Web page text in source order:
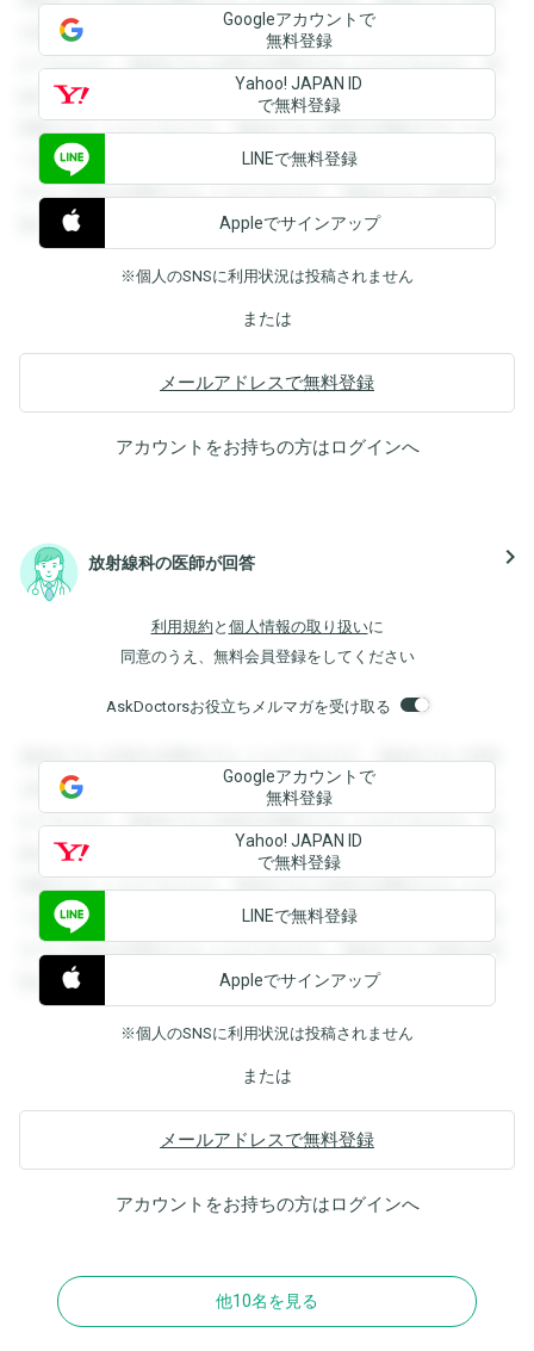
を閲覧することができます。登録すると回答を閲覧すること
ができます。登録すると回答を閲覧することができます。登
録すると回答を閲覧することができます。登録すると回答を
閲覧することができます。登録すると回答を閲覧することが
できます。登録すると回答を閲覧することができます。登録
すると回答を閲覧することができます。登録すると回答を閲
覧することができます。
Googleアカウントで
無料登録
Yahoo! JAPAN ID
で無料登録
LINEで無料登録
Appleでサインアップ
※個人のSNSに利用状況は投稿されません
または
メールアドレスで無料登録
アカウントをお持ちの方はログインへ
放射線科の医師が回答 navigate_next
利用規約 と 個人情報の取り扱いに
同意のうえ、無料会員登録をしてください
AskDoctorsお役立ちメルマガを受け取る
登録すると回答を閲覧することができます。登録すると回答
を閲覧することができます。登録すると回答を閲覧すること
ができます。登録すると回答を閲覧することができます。登
録すると回答を閲覧することができます。登録すると回答を
閲覧することができます。登録すると回答を閲覧することが
できます。登録すると回答を閲覧することができます。登録
すると回答を閲覧することができます。登録すると回答を閲
覧することができます。
Googleアカウントで
無料登録
Yahoo! JAPAN ID
で無料登録
LINEで無料登録
Appleでサインアップ
※個人のSNSに利用状況は投稿されません
または
メールアドレスで無料登録
アカウントをお持ちの方はログインへ
他10名を見る